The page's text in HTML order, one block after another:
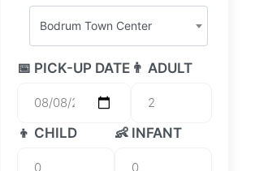
Bodrum Town Center
📅 PICK-UP DATE 👨 ADULT
👦 CHILD 👶 INFANT